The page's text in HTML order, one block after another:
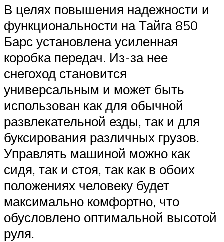
В целях повышения надежности и
функциональности на Тайга 850
Барс установлена усиленная
коробка передач. Из-за нее
снегоход становится
универсальным и может быть
использован как для обычной
развлекательной езды, так и для
буксирования различных грузов.
Управлять машиной можно как
сидя, так и стоя, так как в обоих
положениях человеку будет
максимально комфортно, что
обусловлено оптимальной высотой
руля.